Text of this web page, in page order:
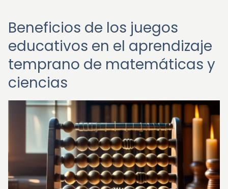
Beneficios de los juegos
educativos en el aprendizaje
temprano de matemáticas y
ciencias